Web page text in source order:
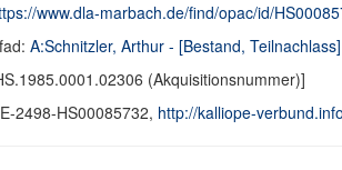
www.dla-marbach.de/find/opac/id/
A:Schnitzler, Arthur - [Bestand, Teilnachlass]
(Akquisitionsnummer)]
2498-HS00085732, http://kalliope-